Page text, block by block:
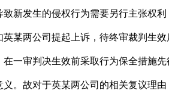
致新发生的侵权行为需要另行主张权
英某两公司提起上诉，待终审裁判生
在一审判决生效前采取行为保全措施
义。故对于英某两公司的相关复议理